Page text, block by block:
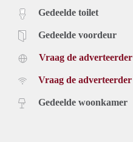
Gedeelde toilet
Gedeelde voordeur
Vraag de adverteerder
Vraag de adverteerder
Gedeelde woonkamer